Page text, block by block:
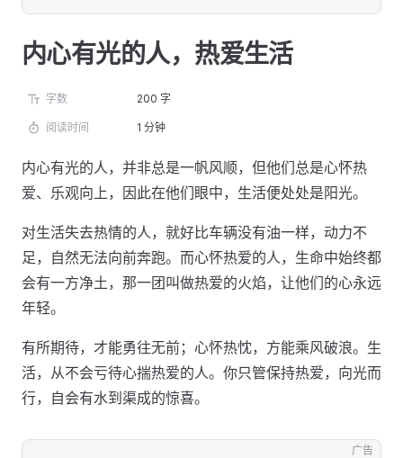
内心有光的人，热爱生活
字数 200 字
阅读时间 1 分钟
内心有光的人，并非总是一帆风顺，但他们总是心怀热
爱、乐观向上，因此在他们眼中，生活便处处是阳光。
对生活失去热情的人，就好比车辆没有油一样，动力不
足，自然无法向前奔跑。而心怀热爱的人，生命中始终都
会有一方净土，那一团叫做热爱的火焰，让他们的心永远
年轻。
有所期待，才能勇往无前；心怀热忱，方能乘风破浪。生
活，从不会亏待心揣热爱的人。你只管保持热爱，向光而
行，自会有水到渠成的惊喜。
广告